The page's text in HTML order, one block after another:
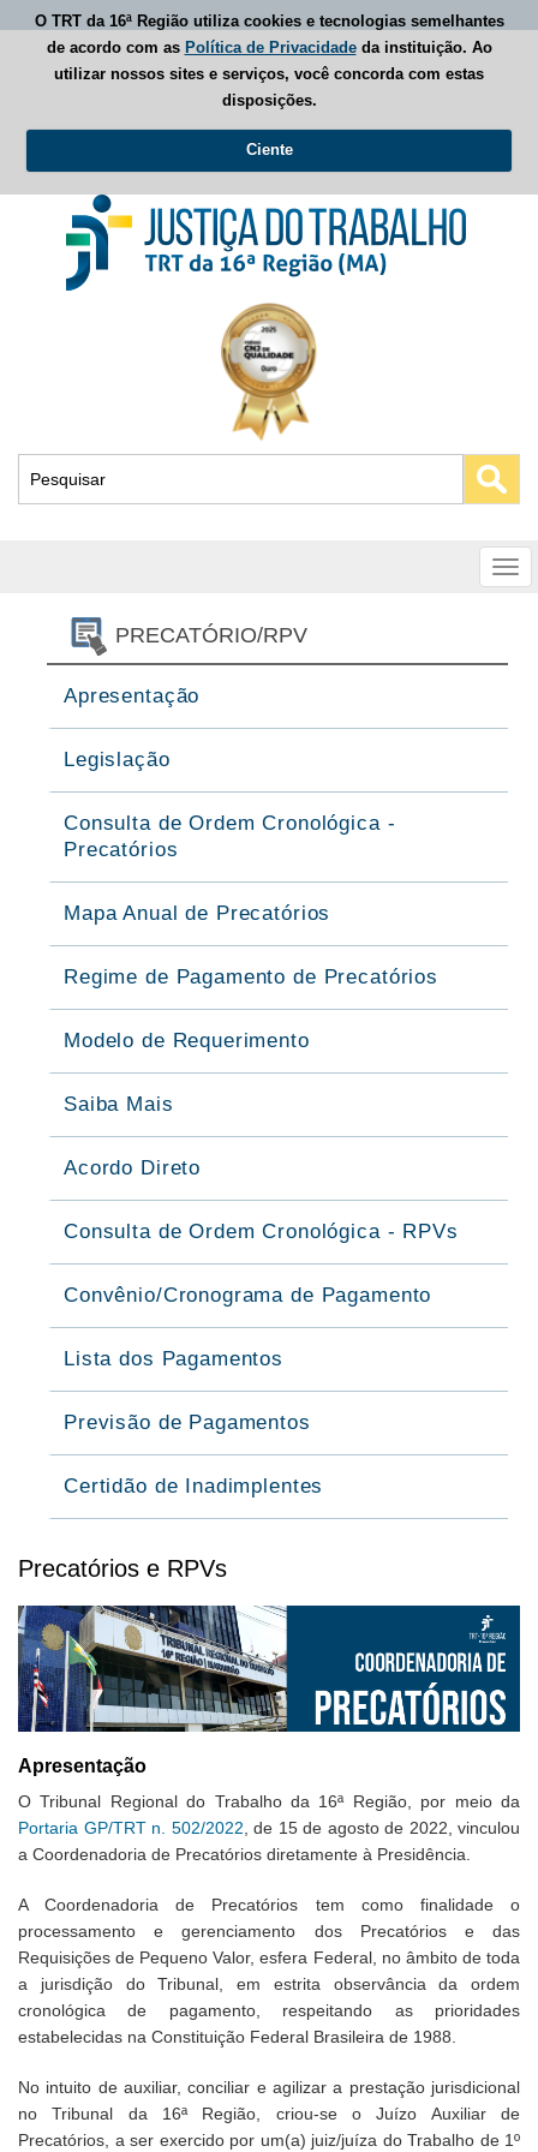
O TRT da 16ª Região utiliza cookies e tecnologias semelhantes
de acordo com as Política de Privacidadeda instituição. Ao
utilizar nossos sites e serviços, você concorda com estas
disposições.
Ciente
Precatórios e RPVs
Apresentação
O Tribunal Regional do Trabalho da 16ª Região, por meio da
Portaria GP/TRT n. 502/2022 , de 15 de agosto de 2022, vinculou
a Coordenadoria de Precatórios diretamente à Presidência.
A Coordenadoria de Precatórios tem como finalidade o
processamento e gerenciamento dos Precatórios e das
Requisições de Pequeno Valor, esfera Federal, no âmbito de toda
a jurisdição do Tribunal, em estrita observância da ordem
cronológica de pagamento, respeitando as prioridades
estabelecidas na Constituição Federal Brasileira de 1988.
No intuito de auxiliar, conciliar e agilizar a prestação jurisdicional
no Tribunal da 16ª Região, criou-se o Juízo Auxiliar de
Precatórios, a ser exercido por um(a) juiz/juíza do Trabalho de 1º
PRECATÓRIO/RPV
Apresentação
Legislação
Consulta de Ordem Cronológica -
Precatórios
Mapa Anual de Precatórios
Regime de Pagamento de Precatórios
Modelo de Requerimento
Saiba Mais
Acordo Direto
Consulta de Ordem Cronológica - RPVs
Convênio/Cronograma de Pagamento
Lista dos Pagamentos
Previsão de Pagamentos
Certidão de Inadimplentes